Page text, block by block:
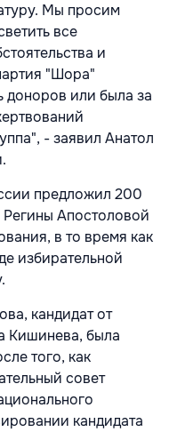
Мы просим
все
и
"Шора"
доноров или была за
- заявил Анатол
предложил 200
Апостоловой
в то время как
избирательной
кандидат от
Кишинева, была
того, как
совет
кандидата